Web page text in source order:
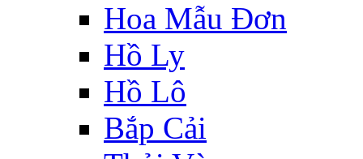
Hoa Mẫu Đơn
Hồ Ly
Hồ Lô
Bắp Cải